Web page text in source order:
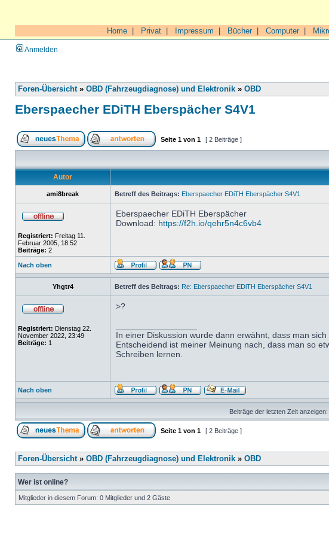
Home Privat Impressum Bücher| Computer|
Anmelden
Foren-Übersicht» OBD (Fahrzeugdiagnose) und Elektronik » OBD
Eberspaecher EDiTH Eberspächer S4V1
Seite 1 von 1 [ 2 Beiträge ]
Autor
ami8break Betreff des Beitrags: Eberspaecher EDiTH Eberspächer S4V1
Registriert: Freitag 11.
Februar 2005, 18:52
Beiträge: 2
Eberspaecher EDiTH Eberspächer
Download: https://f2h.io/qehr5n4c6vb4
Nach oben
Yhgtr4 Betreff des Beitrags: Re: Eberspaecher EDiTH Eberspächer S4V1
Registriert: Dienstag 22.
November 2022, 23:49
Beiträge: 1
>?
In einer Diskussion wurde dann erwähnt, dass man
Entscheidend ist meiner Meinung nach, dass man so
Schreiben lernen.
Nach oben
Beiträge der letzten Zeit anzeigen:
Seite 1 von 1 [ 2 Beiträge ]
Foren-Übersicht» OBD (Fahrzeugdiagnose) und Elektronik » OBD
Wer ist online?
Mitglieder in diesem Forum: 0 Mitglieder und 2 Gäste